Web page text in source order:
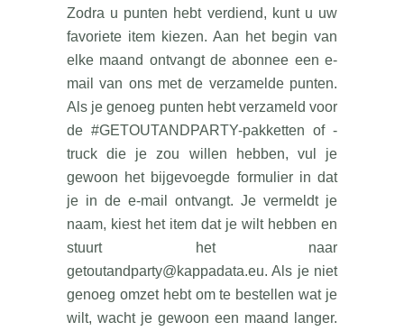
Zodra u punten hebt verdiend, kunt u uw
favoriete item kiezen. Aan het begin van
elke maand ontvangt de abonnee een e-
mail van ons met de verzamelde punten.
Als je genoeg punten hebt verzameld voor
de #GETOUTANDPARTY-pakketten of -
truck die je zou willen hebben, vul je
gewoon het bijgevoegde formulier in dat
je in de e-mail ontvangt. Je vermeldt je
naam, kiest het item dat je wilt hebben en
stuurt het naar
getoutandparty@kappadata.eu. Als je niet
genoeg omzet hebt om te bestellen wat je
wilt, wacht je gewoon een maand langer.